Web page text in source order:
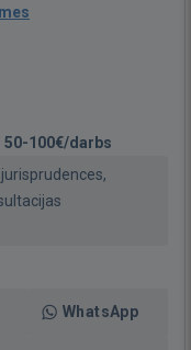
50-100€/darbs
WhatsApp